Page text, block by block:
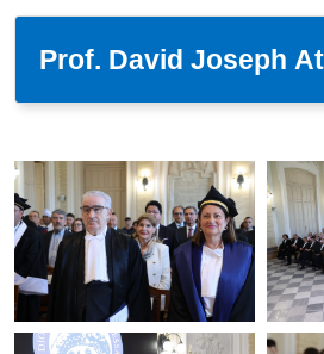
Prof. David Joseph